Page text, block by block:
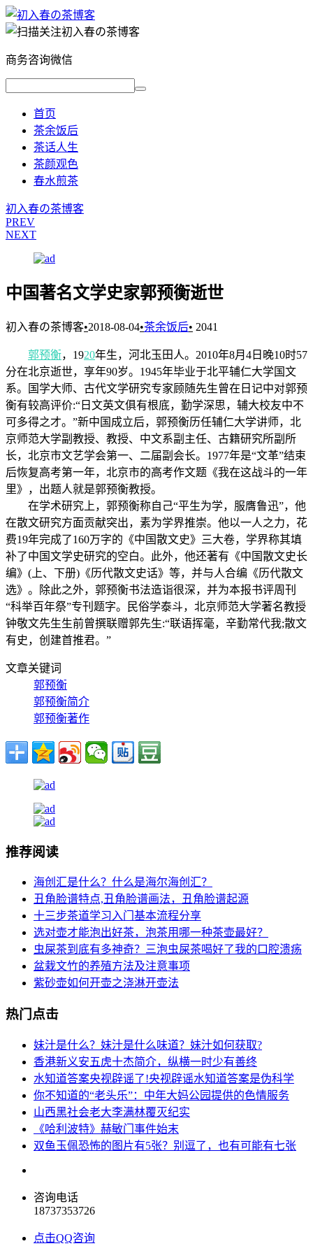
商务咨询微信
首页
茶余饭后
茶话人生
茶颜观色
春水煎茶
初入春の茶博客
PREV
NEXT
中国著名文学史家郭预衡逝世
初入春の茶博客•2018-08-04•茶余饭后• 2041
郭预衡，1920年生，河北玉田人。2010年8月4日晚10时57
分在北京逝世，享年90岁。1945年毕业于北平辅仁大学国文
系。国学大师、古代文学研究专家顾随先生曾在日记中对郭预
衡有较高评价:“日文英文俱有根底，勤学深思，辅大校友中不
可多得之才。”新中国成立后，郭预衡历任辅仁大学讲师，北
京师范大学副教授、教授、中文系副主任、古籍研究所副所
长，北京市文艺学会第一、二届副会长。1977年是“文革”结束
后恢复高考第一年，北京市的高考作文题《我在这战斗的一年
里》，出题人就是郭预衡教授。
在学术研究上，郭预衡称自己“平生为学，服膺鲁迅”，他
在散文研究方面贡献突出，素为学界推崇。他以一人之力，花
费19年完成了160万字的《中国散文史》三大卷，学界称其填
补了中国文学史研究的空白。此外，他还著有《中国散文史长
编》(上、下册)《历代散文史话》等，并与人合编《历代散文
选》。除此之外，郭预衡书法造诣很深，并为本报书评周刊
“科举百年祭”专刊题字。民俗学泰斗，北京师范大学著名教授
钟敬文先生生前曾撰联赠郭先生:“联语挥毫，辛勤常代我;散文
有史，创建首推君。”
文章关键词
郭预衡
郭预衡简介
郭预衡著作
推荐阅读
海创汇是什么？什么是海尔海创汇？
丑角脸谱特点,丑角脸谱画法，丑角脸谱起源
十三步茶道学习入门基本流程分享
选对壶才能泡出好茶，泡茶用哪一种茶壶最好？
虫屎茶到底有多神奇？三泡虫屎茶喝好了我的口腔溃疡
盆栽文竹的养殖方法及注意事项
紫砂壶如何开壶之浇淋开壶法
热门点击
妹汁是什么？妹汁是什么味道？妹汁如何获取?
香港新义安五虎十杰简介，纵横一时少有善终
水知道答案央视辟谣了!央视辟谣水知道答案是伪科学
你不知道的“老头乐”：中年大妈公园提供的色情服务
山西黑社会老大李满林覆灭纪实
《哈利波特》赫敏门事件始末
双鱼玉佩恐怖的图片有5张？别逗了，也有可能有七张
咨询电话
18737353726
点击QQ咨询